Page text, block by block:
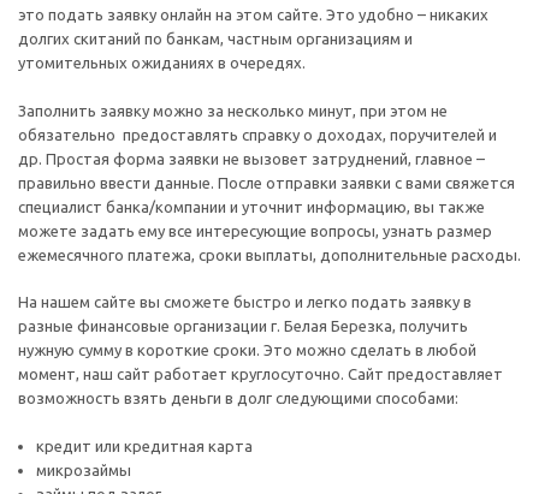
это подать заявку онлайн на этом сайте. Это удобно – никаких
долгих скитаний по банкам, частным организациям и
утомительных ожиданиях в очередях.
Заполнить заявку можно за несколько минут, при этом не
обязательно предоставлять справку о доходах, поручителей и
др. Простая форма заявки не вызовет затруднений, главное –
правильно ввести данные. После отправки заявки с вами свяжется
специалист банка/компании и уточнит информацию, вы также
можете задать ему все интересующие вопросы, узнать размер
ежемесячного платежа, сроки выплаты, дополнительные расходы.
На нашем сайте вы сможете быстро и легко подать заявку в
разные финансовые организации г. Белая Березка, получить
нужную сумму в короткие сроки. Это можно сделать в любой
момент, наш сайт работает круглосуточно. Сайт предоставляет
возможность взять деньги в долг следующими способами:
кредит или кредитная карта
микрозаймы